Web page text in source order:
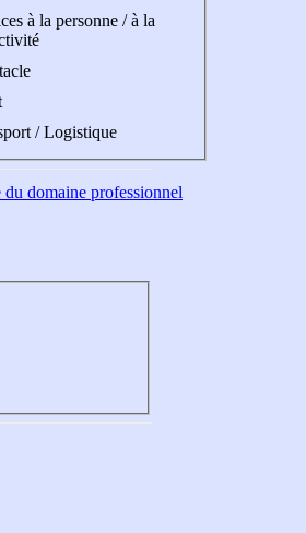
à la personne / à la
/ Logistique
domaine professionnel